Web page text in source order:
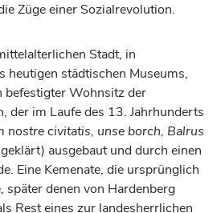
Züge einer Sozialrevolution.
Stadt, in
heutigen städtischen Museums,
Wohnsitz der
der im Laufe des 13. Jahrhunderts
nostre civitatis, unse borch, Balrus
ausgebaut und durch einen
Eine Kemenate, die ursprünglich
später denen von Hardenberg
Rest eines zur landesherrlichen